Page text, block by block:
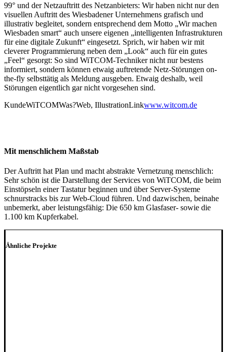
99° und der Netzauftritt des Netzanbieters: Wir haben nicht nur den
visuellen Auftritt des Wiesbadener Unternehmens grafisch und
illustrativ begleitet, sondern entsprechend dem Motto „Wir machen
Wiesbaden smart“ auch unsere eigenen „intelligenten Infrastrukturen
für eine digitale Zukunft“ eingesetzt. Sprich, wir haben wir mit
cleverer Programmierung neben dem „Look“ auch für ein gutes
„Feel“ gesorgt: So sind WiTCOM-Techniker nicht nur bestens
informiert, sondern können etwaig auftretende Netz-Störungen on-
the-fly selbsttätig als Meldung ausgeben. Etwaig deshalb, weil
Störungen eigentlich gar nicht vorgesehen sind.
KundeWiTCOMWas?Web, IllustrationLinkwww.witcom.de
Mit menschlichem Maßstab
Der Auftritt hat Plan und macht abstrakte Vernetzung menschlich:
Sehr schön ist die Darstellung der Services von WiTCOM, die beim
Einstöpseln einer Tastatur beginnen und über Server-Systeme
schnurstracks bis zur Web-Cloud führen. Und dazwischen, beinahe
unbemerkt, aber leistungsfähig: Die 650 km Glasfaser- sowie die
1.100 km Kupferkabel.
Ähnliche Projekte